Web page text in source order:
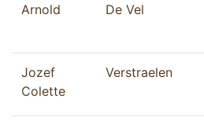
Arnold De Vel
Jozef
Colette
Verstraelen